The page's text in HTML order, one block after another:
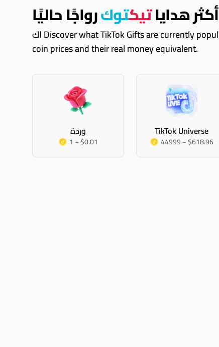
أكثر هداياتيكتوكرواجًا حاليًا
اك Discover what TikTok Gifts are currently popular. These are just some of them, you can always explore Coinvertify and see all TikTok gifts with their TikTok
coin prices and their real money equivalent.
وردة
1 ~ $0.01
TikTok Universe
44999 ~ $618.96